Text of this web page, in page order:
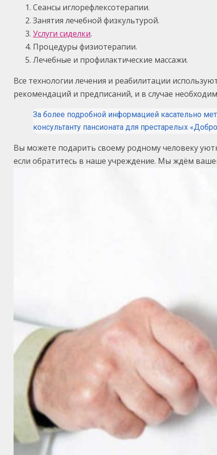
Сеансы иглорефлексотерапии.
Занятия лечебной физкультурой.
Услуги сиделки.
Процедуры физиотерапии.
Лечебные и профилактические массажи.
Все технологии лечения и реабилитации
рекомендаций и предписаний, и в случае
За более подробной информацией касательно
консультанту пансионата для престарелых
Вы можете подарить своему родному человеку
если обратитесь в наше учреждение. Мы ждём